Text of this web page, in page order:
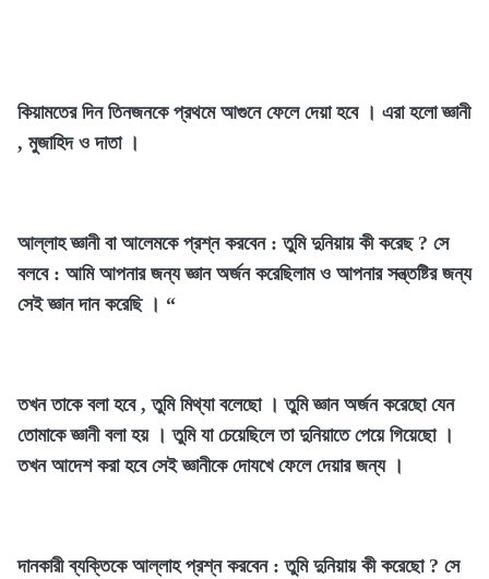
কিয়ামতের দিন তিনজনকে প্রথমে আগুনে ফেলে দেয়া হবে । এরা হলো জ্ঞানী
, মুজাহিদ ও দাতা ।
আল্লাহ জ্ঞানী বা আলেমকে প্রশ্ন করবেন : তুমি দুনিয়ায় কী করেছ ? সে
বলবে : আমি আপনার জন্য জ্ঞান অর্জন করেছিলাম ও আপনার সন্ত্তষ্টির জন্য
সেই জ্ঞান দান করেছি । “
তখন তাকে বলা হবে , তুমি মিথ্যা বলেছো । তুমি জ্ঞান অর্জন করেছো যেন
তোমাকে জ্ঞানী বলা হয় । তুমি যা চেয়েছিলে তা দুনিয়াতে পেয়ে গিয়েছো ।
তখন আদেশ করা হবে সেই জ্ঞানীকে দোযখে ফেলে দেয়ার জন্য ।
দানকারী ব্যক্তিকে আল্লাহ প্রশ্ন করবেন : তুমি দুনিয়ায় কী করেছো ? সে